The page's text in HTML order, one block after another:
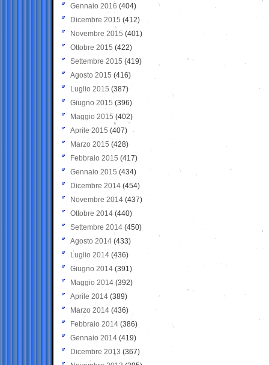
Gennaio 2016 (404)
Dicembre 2015 (412)
Novembre 2015 (401)
Ottobre 2015 (422)
Settembre 2015 (419)
Agosto 2015 (416)
Luglio 2015 (387)
Giugno 2015 (396)
Maggio 2015 (402)
Aprile 2015 (407)
Marzo 2015 (428)
Febbraio 2015 (417)
Gennaio 2015 (434)
Dicembre 2014 (454)
Novembre 2014 (437)
Ottobre 2014 (440)
Settembre 2014 (450)
Agosto 2014 (433)
Luglio 2014 (436)
Giugno 2014 (391)
Maggio 2014 (392)
Aprile 2014 (389)
Marzo 2014 (436)
Febbraio 2014 (386)
Gennaio 2014 (419)
Dicembre 2013 (367)